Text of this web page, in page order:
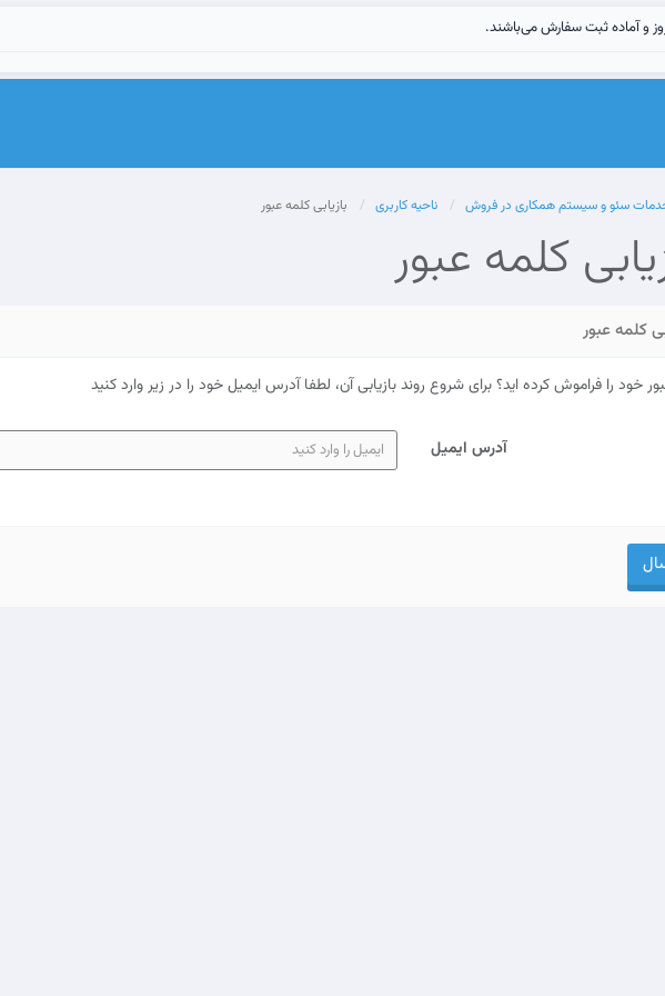
و آماده ثبت سفارش می‌باشند.
خدمات سئو و سیستم همکاری در فروش ناحیه کاربری بازیابی کلمه عبور
کلمه عبور
کلمه عبور
خود را فراموش کرده اید؟ برای شروع روند بازیابی آن، لطفا آدرس ایمیل خود را در زیر وارد کنید
آدرس ایمیل